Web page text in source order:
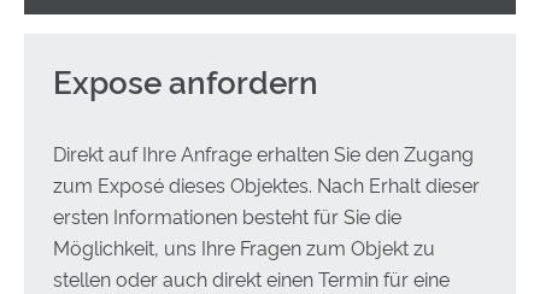
Diese Immobilie überzeugt durch ihre gefragte Lage,
Der Energieausweis wird zur Besichtigung vorgelegt!
Energieausweis: Bedarfsausweis
Endenergiebedarf: 221.32 kWh/(m²·a)
Expose anfordern
Direkt auf Ihre Anfrage erhalten Sie den Zugang
zum Exposé dieses Objektes. Nach Erhalt dieser
ersten Informationen besteht für Sie die
Möglichkeit, uns Ihre Fragen zum Objekt zu
stellen oder auch direkt einen Termin für eine